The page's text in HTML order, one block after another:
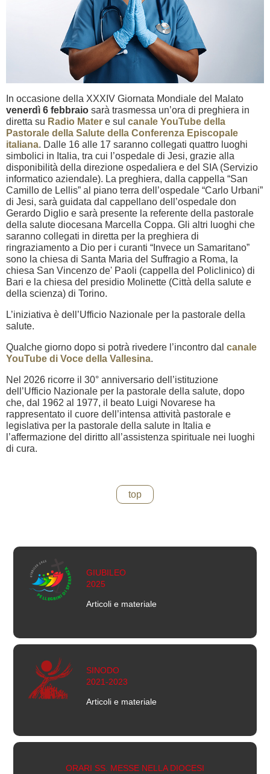
In occasione della XXXIV Giornata Mondiale del Malato
venerdì 6 febbraio sarà trasmessa un’ora di preghiera in
diretta su Radio Mater e sul canale YouTube della
Pastorale della Salute della Conferenza Episcopale
italiana. Dalle 16 alle 17 saranno collegati quattro luoghi
simbolici in Italia, tra cui l’ospedale di Jesi, grazie alla
disponibilità della direzione ospedaliera e del SIA (Servizio
informatico aziendale). La preghiera, dalla cappella “San
Camillo de Lellis” al piano terra dell’ospedale “Carlo Urbani”
di Jesi, sarà guidata dal cappellano dell’ospedale don
Gerardo Diglio e sarà presente la referente della pastorale
della salute diocesana Marcella Coppa. Gli altri luoghi che
saranno collegati in diretta per la preghiera di
ringraziamento a Dio per i curanti “Invece un Samaritano”
sono la chiesa di Santa Maria del Suffragio a Roma, la
chiesa San Vincenzo de' Paoli (cappella del Policlinico) di
Bari e la chiesa del presidio Molinette (Città della salute e
della scienza) di Torino.
L’iniziativa è dell’Ufficio Nazionale per la pastorale della
salute.
Qualche giorno dopo si potrà rivedere l’incontro dal canale
YouTube di Voce della Vallesina.
Nel 2026 ricorre il 30° anniversario dell’istituzione
dell’Ufficio Nazionale per la pastorale della salute, dopo
che, dal 1962 al 1977, il beato Luigi Novarese ha
rappresentato il cuore dell’intensa attività pastorale e
legislativa per la pastorale della salute in Italia e
l’affermazione del diritto all’assistenza spirituale nei luoghi
di cura.
top
GIUBILEO
2025
Articoli e materiale
SINODO
2021-2023
Articoli e materiale
ORARI SS. MESSE NELLA DIOCESI